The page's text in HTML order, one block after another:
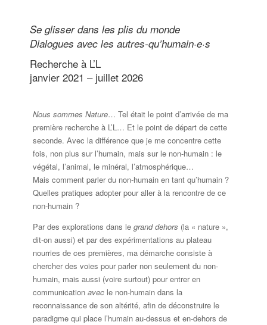
Se glisser dans les plis du monde
Dialogues avec les autres-qu’humain·e·s​
Recherche à L’L
janvier 2021 – juillet 2026
Nous sommes Nature… Tel était le point d’arrivée de ma
première recherche à L’L… Et le point de départ de cette
seconde. Avec la différence que je me concentre cette
fois, non plus sur l’humain, mais sur le non-humain : le
végétal, l’animal, le minéral, l’atmosphérique…
Mais comment parler du non-humain en tant qu’humain ?
Quelles pratiques adopter pour aller à la rencontre de ce
non-humain ?
Par des explorations dans le grand dehors (la « nature »,
dit-on aussi) et par des expérimentations au plateau
nourries de ces premières, ma démarche consiste à
chercher des voies pour parler non seulement du non-
humain, mais aussi (voire surtout) pour entrer en
communication avecle non-humain dans la
reconnaissance de son altérité, afin de déconstruire le
paradigme qui place l’humain au-dessus et en-dehors de